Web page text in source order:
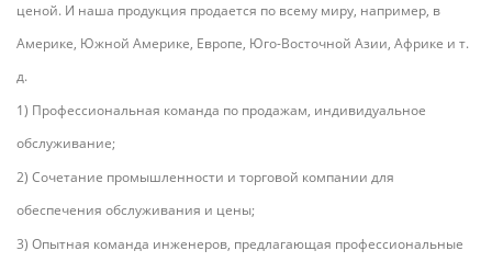
ценой. И наша продукция продается по всему миру, например, в
Америке, Южной Америке, Европе, Юго-Восточной Азии, Африке и т.
д.
1) Профессиональная команда по продажам, индивидуальное
обслуживание;
2) Сочетание промышленности и торговой компании для
обеспечения обслуживания и цены;
3) Опытная команда инженеров, предлагающая профессиональные